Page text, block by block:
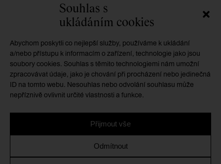
Souhlas s
ukládáním cookies
Abychom poskytli co nejlepší služby, používáme k ukládání
a/nebo přístupu k informacím o zařízení, technologie jako jsou
soubory cookies. Souhlas s těmito technologiemi nám umožní
zpracovávat údaje, jako je chování při procházení nebo jedinečná
ID na tomto webu. Nesouhlas nebo odvolání souhlasu může
nepříznivě ovlivnit určité vlastnosti a funkce.
Přijmout vše
Odmítnout
GMU je příspěvkovou organizací zřizovanou
Královéhradeckým krajem
Zásady cookies